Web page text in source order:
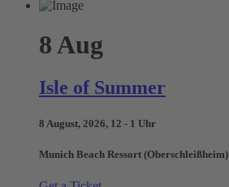
8 Aug
Isle of Summer
8 August, 2026, 12 - 1 Uhr
Munich Beach Ressort (Oberschleißheim)